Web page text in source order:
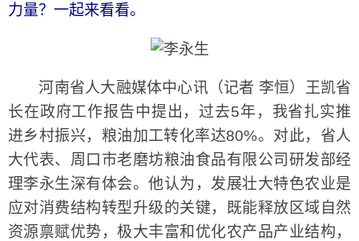
力量？一起来看看。
河南省人大融媒体中心讯（记者 李恒）王凯省
长在政府工作报告中提出，过去5年，我省扎实推
进乡村振兴，粮油加工转化率达80%。对此，省人
大代表、周口市老磨坊粮油食品有限公司研发部经
理李永生深有体会。他认为，发展壮大特色农业是
应对消费结构转型升级的关键，既能释放区域自然
资源禀赋优势，极大丰富和优化农产品产业结构，